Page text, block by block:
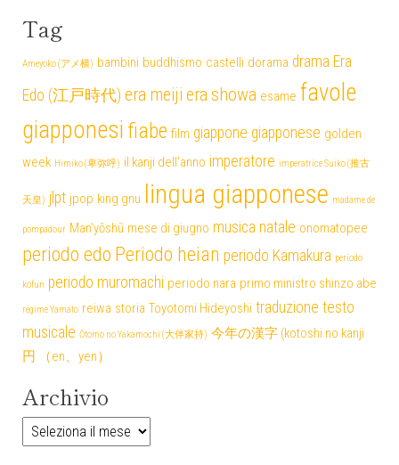
Tag
Ameyoko (アメ横) bambini buddhismo castelli dorama drama Era
Edo (江戸時代) era meiji era showa esame favole
giapponesi fiabe film giappone giapponese golden
week Himiko (卑弥呼) il kanji dell'anno imperatore imperatrice Suiko (推古
天皇) jlpt jpop king gnu lingua giapponese madame de
pompadour Man'yōshū mese di giugno musica natale onomatopee
periodo edo Periodo heian periodo Kamakura periodo
kofun periodo muromachi periodo nara primo ministro shinzo abe
regime Yamato reiwa storia Toyotomi Hideyoshi traduzione testo
musicale Ōtomo no Yakamochi (大伴家持) 今年の漢字 (kotoshi no kanji
円 （en、yen）
Archivio
Archivio